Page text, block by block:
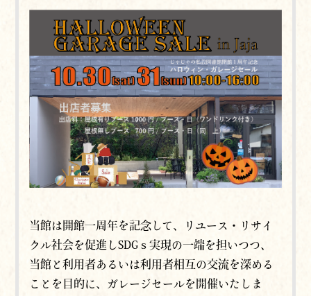
当館は開館一周年を記念して、リユース・リサイ
クル社会を促進しSDGｓ実現の一端を担いつつ、
当館と利用者あるいは利用者相互の交流を深める
ことを目的に、ガレージセールを開催いたしま